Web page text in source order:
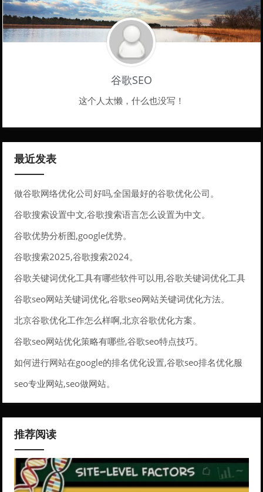
谷歌SEO
这个人太懒，什么也没写！
最近发表
做谷歌网络优化公司好吗,全国最好的谷歌优化公司。
谷歌搜索设置中文,谷歌搜索语言怎么设置为中文。
谷歌优势分析图,google优势。
谷歌搜索2025,谷歌搜索2024。
谷歌关键词优化工具有哪些软件可以用,谷歌关键词优化工具
有哪些软件可以用的。
谷歌seo网站关键词优化,谷歌seo网站关键词优化方法。
北京谷歌优化工作怎么样啊,北京谷歌优化方案。
谷歌seo网站优化策略有哪些,谷歌seo特点技巧。
如何进行网站在google的排名优化设置,谷歌seo排名优化服
务。
seo专业网站,seo做网站。
推荐阅读